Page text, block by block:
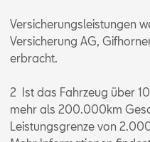
Versicherungsleistungen
Versicherung AG,
erbracht.
2 Ist das Fahrzeug über
mehr als 200.000km
Leistungsgrenze von